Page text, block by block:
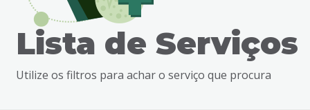
busca
Lista de Serviços
Utilize os filtros para achar o serviço que procura